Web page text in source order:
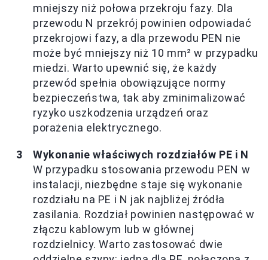
mniejszy niż połowa przekroju fazy. Dla
przewodu N przekrój powinien odpowiadać
przekrojowi fazy, a dla przewodu PEN nie
może być mniejszy niż 10 mm² w przypadku
miedzi. Warto upewnić się, że każdy
przewód spełnia obowiązujące normy
bezpieczeństwa, tak aby zminimalizować
ryzyko uszkodzenia urządzeń oraz
porażenia elektrycznego.
Wykonanie właściwych rozdziałów PE i N
W przypadku stosowania przewodu PEN w
instalacji, niezbędne staje się wykonanie
rozdziału na PE i N jak najbliżej źródła
zasilania. Rozdział powinien następować w
złączu kablowym lub w głównej
rozdzielnicy. Warto zastosować dwie